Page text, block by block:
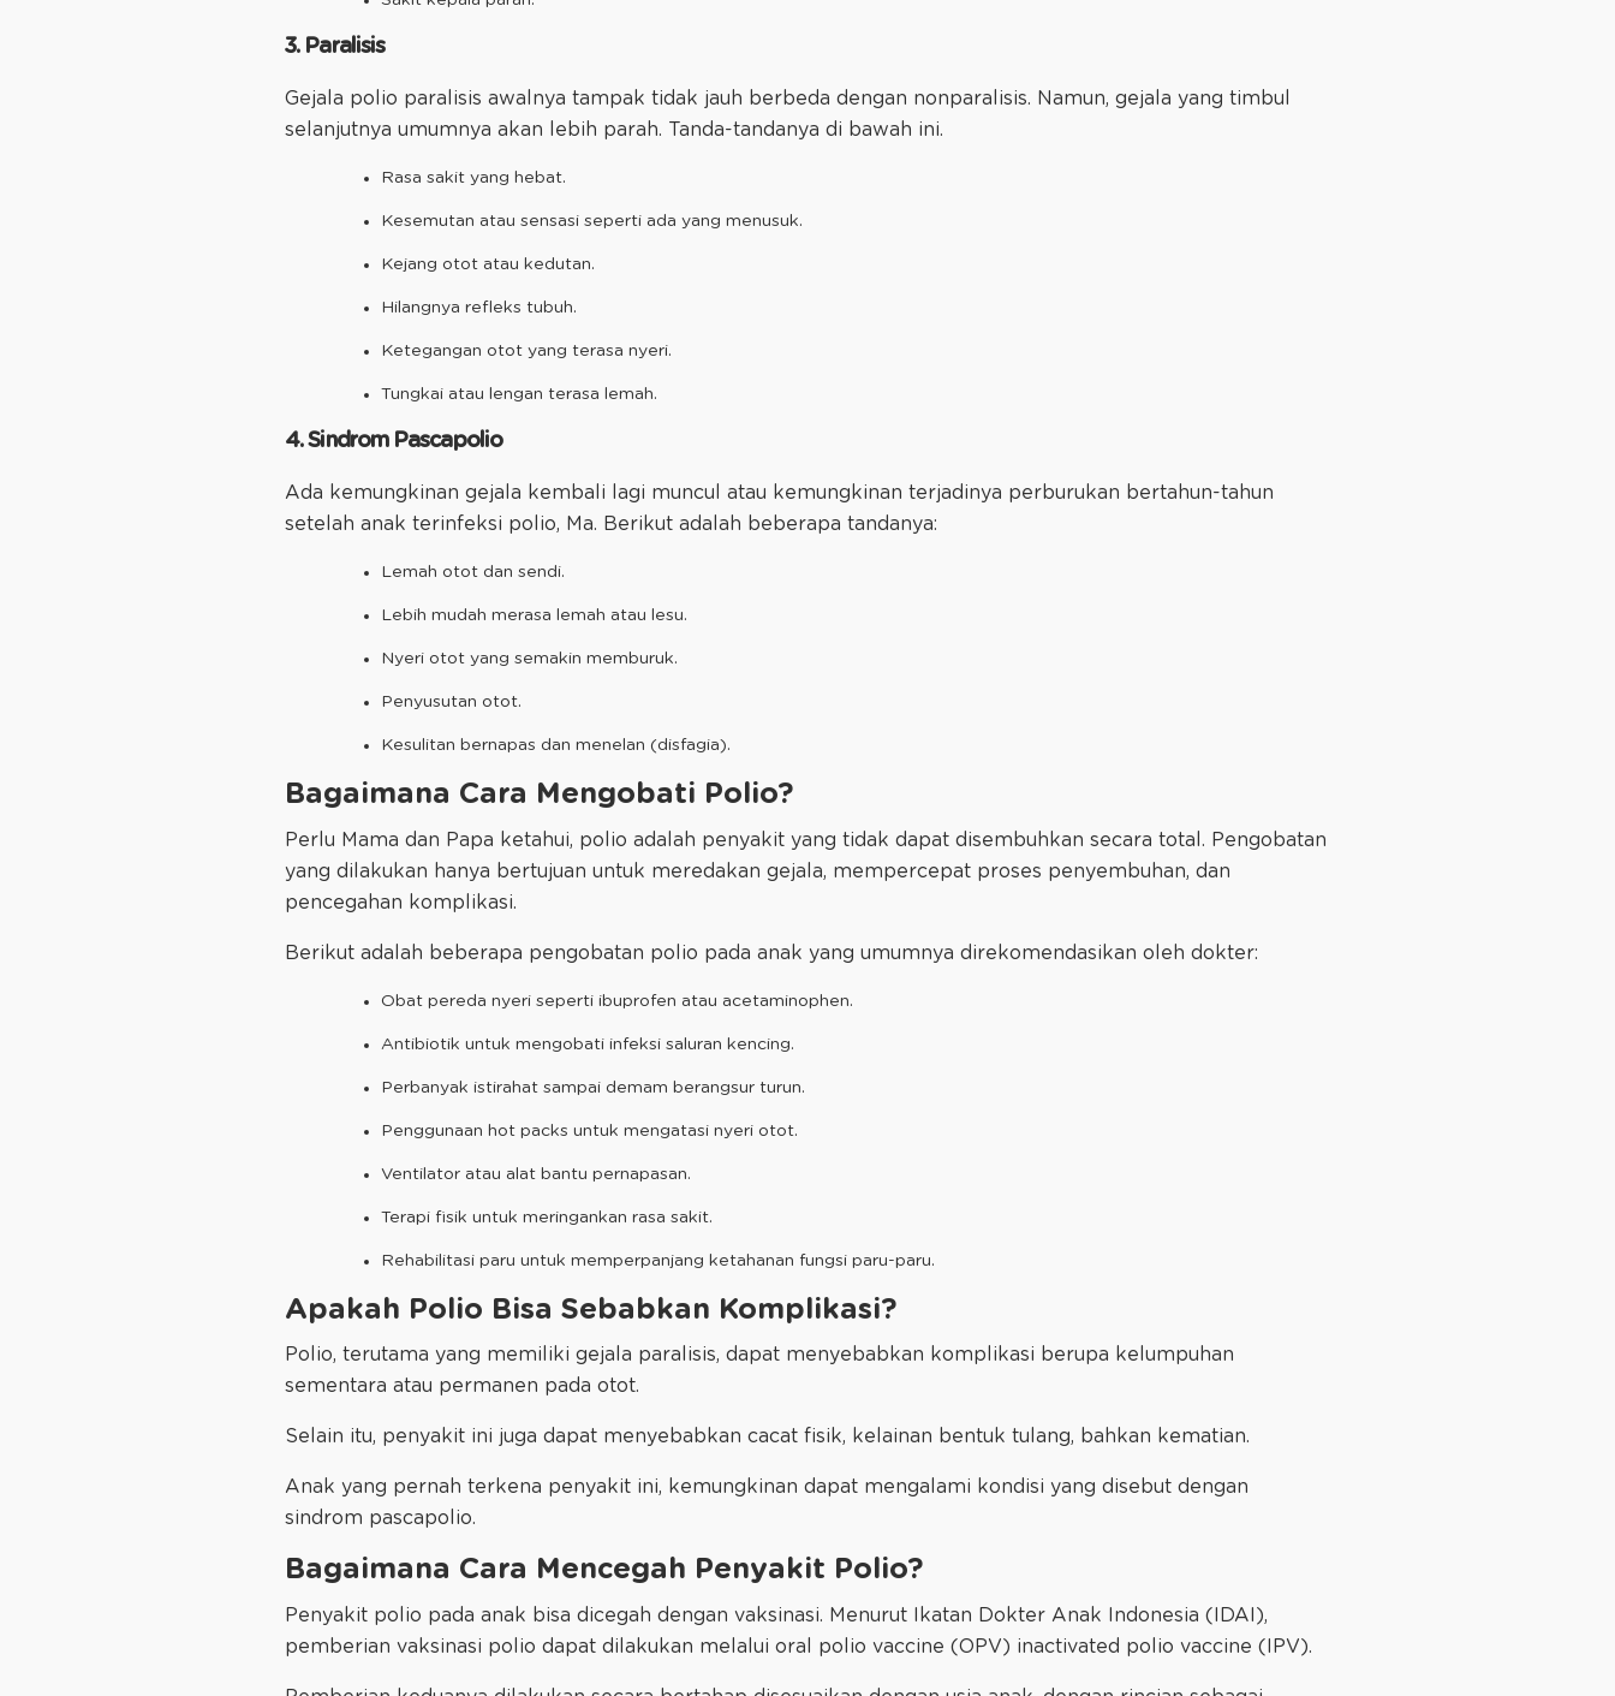
3. Paralisis
Gejala polio paralisis awalnya tampak tidak jauh berbeda dengan nonparalisis. Namun, gejala yang timbul
selanjutnya umumnya akan lebih parah. Tanda-tandanya di bawah ini.
Rasa sakit yang hebat.
Kesemutan atau sensasi seperti ada yang menusuk.
Kejang otot atau kedutan.
Hilangnya refleks tubuh.
Ketegangan otot yang terasa nyeri.
Tungkai atau lengan terasa lemah.
4. Sindrom Pascapolio
Ada kemungkinan gejala kembali lagi muncul atau kemungkinan terjadinya perburukan bertahun-tahun
setelah anak terinfeksi polio, Ma. Berikut adalah beberapa tandanya:
Lemah otot dan sendi.
Lebih mudah merasa lemah atau lesu.
Nyeri otot yang semakin memburuk.
Penyusutan otot.
Kesulitan bernapas dan menelan (disfagia).
Bagaimana Cara Mengobati Polio?​​​​​​​
Perlu Mama dan Papa ketahui, polio adalah penyakit yang tidak dapat disembuhkan secara total. Pengobatan
yang dilakukan hanya bertujuan untuk meredakan gejala, mempercepat proses penyembuhan, dan
pencegahan komplikasi.
Berikut adalah beberapa pengobatan polio pada anak yang umumnya direkomendasikan oleh dokter:
Obat pereda nyeri seperti ibuprofen atau acetaminophen.
Antibiotik untuk mengobati infeksi saluran kencing.
Perbanyak istirahat sampai demam berangsur turun.
Penggunaan hot packs untuk mengatasi nyeri otot.
Ventilator atau alat bantu pernapasan.
Terapi fisik untuk meringankan rasa sakit.
Rehabilitasi paru untuk memperpanjang ketahanan fungsi paru-paru.
Apakah Polio Bisa Sebabkan Komplikasi?
Polio, terutama yang memiliki gejala paralisis, dapat menyebabkan komplikasi berupa kelumpuhan
sementara atau permanen pada otot.
Selain itu, penyakit ini juga dapat menyebabkan cacat fisik, kelainan bentuk tulang, bahkan kematian.
Anak yang pernah terkena penyakit ini, kemungkinan dapat mengalami kondisi yang disebut dengan
sindrom pascapolio.
Bagaimana Cara Mencegah Penyakit Polio?
Penyakit polio pada anak bisa dicegah dengan vaksinasi. Menurut Ikatan Dokter Anak Indonesia (IDAI),
pemberian vaksinasi polio dapat dilakukan melalui oral polio vaccine (OPV) inactivated polio vaccine (IPV).